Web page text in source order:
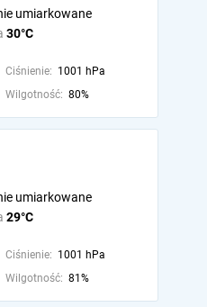
30°C
umiarkowane
Ciśnienie: 1001 hPa
Wilgotność: 80%
29°C
umiarkowane
Ciśnienie: 1001 hPa
Wilgotność: 81%